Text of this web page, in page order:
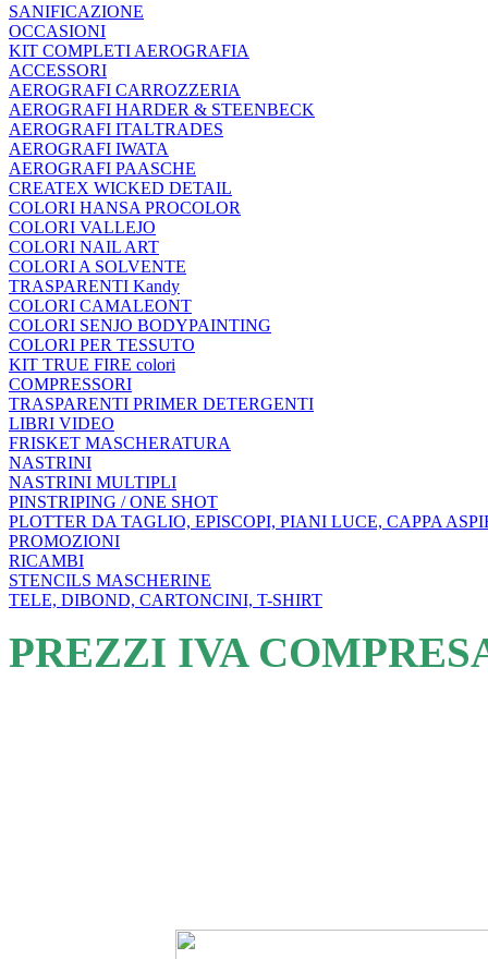
SANIFICAZIONE
OCCASIONI
KIT COMPLETI AEROGRAFIA
ACCESSORI
AEROGRAFI CARROZZERIA
AEROGRAFI HARDER & STEENBECK
AEROGRAFI ITALTRADES
AEROGRAFI IWATA
AEROGRAFI PAASCHE
CREATEX WICKED DETAIL
COLORI HANSA PROCOLOR
COLORI VALLEJO
COLORI NAIL ART
COLORI A SOLVENTE
TRASPARENTI Kandy
COLORI CAMALEONT
COLORI SENJO BODYPAINTING
COLORI PER TESSUTO
KIT TRUE FIRE colori
COMPRESSORI
TRASPARENTI PRIMER DETERGENTI
LIBRI VIDEO
FRISKET MASCHERATURA
NASTRINI
NASTRINI MULTIPLI
PINSTRIPING / ONE SHOT
PLOTTER DA TAGLIO, EPISCOPI, PIANI LUCE, CAPPA
PROMOZIONI
RICAMBI
STENCILS MASCHERINE
TELE, DIBOND, CARTONCINI, T-SHIRT
PREZZI IVA